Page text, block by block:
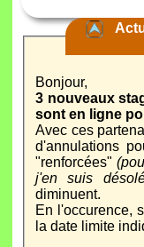
Bonjour,
3 nouveaux
sont en ligne
Avec ces
d'annulations
"renforcées"
j'en suis
diminuent.
En l'occurence,
la date limite